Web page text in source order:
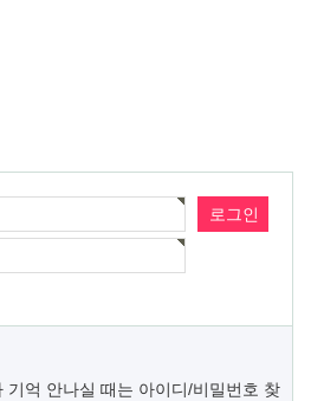
기억 안나실 때는 아이디/비밀번호 찾